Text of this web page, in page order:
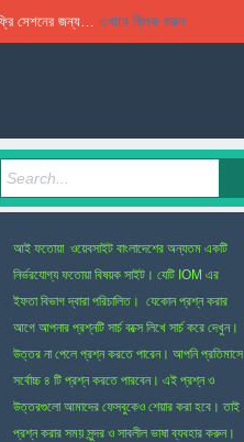
সেশনের জন্য… এখানে ক্লিক করুন
আই ফতোয়া ওয়েবসাইট বাংলাদেশের অন্যতম একটি
নির্ভরযোগ্য ফতোয়া বিষয়ক সাইট। যেটি IOM এর
ইফতা বিভাগ দ্বারা পরিচালিত। যেকোন প্রশ্ন করার
আগে আপনার প্রশ্নটি সার্চ বক্সে লিখে সার্চ করে দেখুন।
উত্তর না পেলে প্রশ্ন করতে পারেন। আপনি প্রতিমাসে
সর্বোচ্চ ৪ টি প্রশ্ন করতে পারবেন। এই প্রশ্ন ও
উত্তরগুলো আমাদের ফেসবুকেও শেয়ার করা হবে। তাই
প্রশ্ন করার সময় সুন্দর ও সাবলীল ভাষা ব্যবহার করুন।